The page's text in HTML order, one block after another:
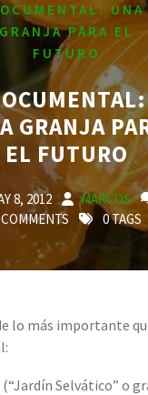
UNA
GRANJA PARA EL
FUTURO
GRANJA
EL FUTURO
8, 2012
MARCOS
0 TAGS
lo más importante
Selvático” o